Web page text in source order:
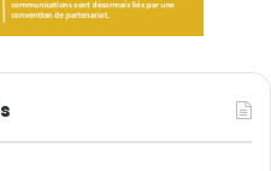
de plus de 45 000
Ce projet de câble sous-
du continent africain
fiabilité Internet élevées,